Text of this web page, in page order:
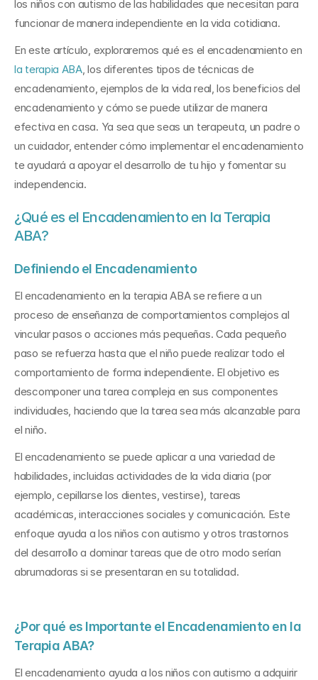
los niños con autismo de las habilidades que necesitan para
funcionar de manera independiente en la vida cotidiana.
la terapia ABA, los diferentes tipos de técnicas de
encadenamiento, ejemplos de la vida real, los beneficios del
encadenamiento y cómo se puede utilizar de manera
efectiva en casa. Ya sea que seas un terapeuta, un padre o
un cuidador, entender cómo implementar el encadenamiento
te ayudará a apoyar el desarrollo de tu hijo y fomentar su
independencia.
¿Qué es el Encadenamiento en la Terapia
ABA?
Definiendo el Encadenamiento
El encadenamiento en la terapia ABA se refiere a un
proceso de enseñanza de comportamientos complejos al
vincular pasos o acciones más pequeñas. Cada pequeño
paso se refuerza hasta que el niño puede realizar todo el
comportamiento de forma independiente. El objetivo es
descomponer una tarea compleja en sus componentes
individuales, haciendo que la tarea sea más alcanzable para
el niño.
El encadenamiento se puede aplicar a una variedad de
habilidades, incluidas actividades de la vida diaria (por
ejemplo, cepillarse los dientes, vestirse), tareas
académicas, interacciones sociales y comunicación. Este
enfoque ayuda a los niños con autismo y otros trastornos
del desarrollo a dominar tareas que de otro modo serían
abrumadoras si se presentaran en su totalidad.
¿Por qué es Importante el Encadenamiento en la
Terapia ABA?
El encadenamiento ayuda a los niños con autismo a adquirir